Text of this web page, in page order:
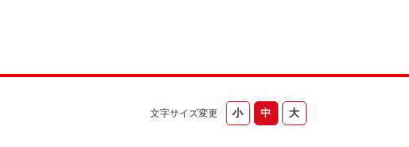
文字サイズ変更